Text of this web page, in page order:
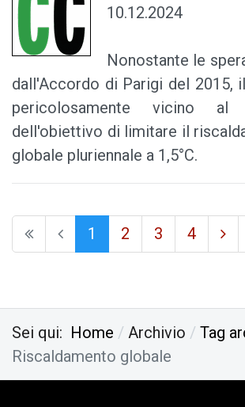
10.12.2024
Nonostante le
dall'Accordo di Parigi del 2015,
pericolosamente vicino al
dell'obiettivo di limitare il
globale pluriennale a 1,5°C.
1 2 3 4
Sei qui: Home Archivio
Tag
Riscaldamento globale